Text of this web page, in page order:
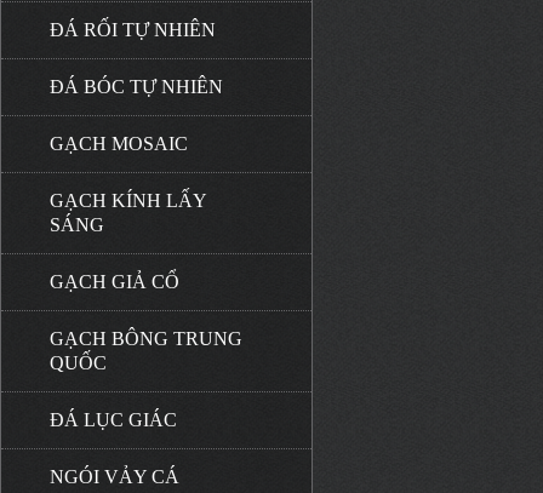
ĐÁ RỐI TỰ NHIÊN
ĐÁ BÓC TỰ NHIÊN
GẠCH MOSAIC
GẠCH KÍNH LẤY
SÁNG
GẠCH GIẢ CỔ
GẠCH BÔNG TRUNG
QUỐC
ĐÁ LỤC GIÁC
NGÓI VẢY CÁ